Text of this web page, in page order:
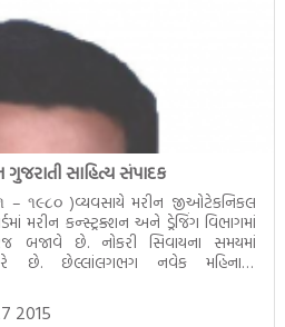
સાહિત્ય સંપાદક
– ૧૯૮૦ )વ્યવસાયે મરીન જીઓટેકનિકલ
મરીન કન્સ્ટ્રક્શન અને ડ્રેજિંગ વિભાગમાં
બજાવે છે. નોકરી સિવાયના સમયમાં
છે. છેલ્લાંલગભગ નવેક મહિનાથી
છે, સાહિત્ય વાંચનનો ખૂબ…જ શોખ ઉપરાંત
વહેંચવું અને ગુજરાતી વેબસાઇટ […]
2015